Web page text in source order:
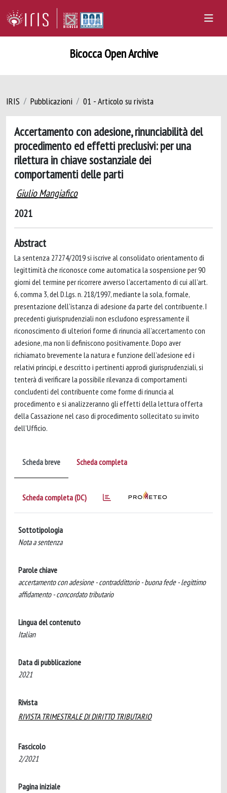
Bicocca Open Archive
IRIS Pubblicazioni 01 - Articolo su rivista
Accertamento con adesione, rinunciabilità del
procedimento ed effetti preclusivi: per una
rilettura in chiave sostanziale dei
comportamenti delle parti
Giulio Mangiafico
2021
Abstract
La sentenza 27274/2019 si iscrive al consolidato orientamento di
legittimità che riconosce come automatica la sospensione per 90
giorni del termine per ricorrere avverso l’accertamento di cui all’art.
6, comma 3, del D.Lgs. n. 218/1997, mediante la sola, formale,
presentazione dell’istanza di adesione da parte del contribuente. I
precedenti giurisprudenziali non escludono espressamente il
riconoscimento di ulteriori forme di rinuncia all’accertamento con
adesione, ma non li definiscono positivamente. Dopo aver
richiamato brevemente la natura e funzione dell’a­desione ed i
relativi principi, e descritto i pertinenti approdi giurisprudenziali, si
tenterà di verificare la possibile rilevanza di comportamenti
concludenti del contribuente come forme di rinuncia al
procedimento e si analizzeranno gli effetti della lettura offerta
della Cassazione nel caso di procedimento sollecitato su invito
dell’Ufficio.
Scheda breve Scheda completa
Scheda completa (DC)
Sottotipologia
Nota a sentenza
Parole chiave
accertamento con adesione - contraddittorio - buona fede - legittimo
affidamento - concordato tributario
Lingua del contenuto
Italian
Data di pubblicazione
2021
Rivista
RIVISTA TRIMESTRALE DI DIRITTO TRIBUTARIO
Fascicolo
2/2021
Pagina iniziale